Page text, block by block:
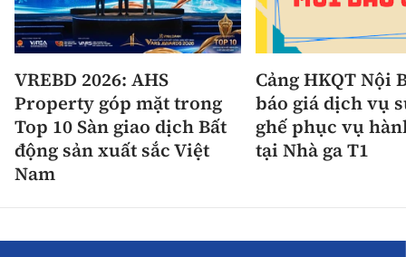
VREBD 2026: AHS
Property góp mặt trong
Top 10 Sàn giao dịch Bất
động sản xuất sắc Việt
Nam
Cảng HKQT Nội
báo giá dịch vụ
ghế phục vụ
tại Nhà ga T1